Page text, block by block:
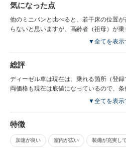
円、ディーゼル80円くらいだったので）
気になった点
他のミニバンと比べると、若干床の位置
らないと思いますが、高齢者（祖母）が
た。あとはディーゼル車特有のアイドリ
ィーゼル車特有の排気ガスの匂いが強めです。 あと、足が柔らか
で、ロールが大きいことも大きなマイナ
▼全てを表示
総評
ディーゼル車は現在は、乗れる箇所（登
両価格も現在は底値になっているので、条
さすがに外見、中身共に痛んでいる車両
▼全てを表示
特徴
加速が良い 室内が広い 装備が充実し